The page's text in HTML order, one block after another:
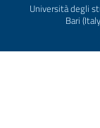
Università degli
Bari